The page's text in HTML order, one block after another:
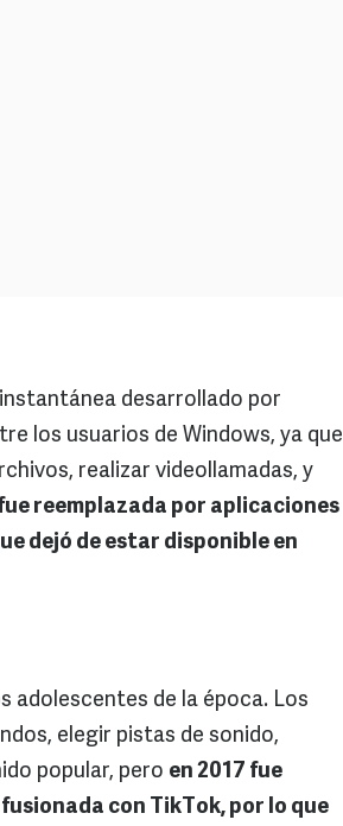
desarrollado por
los usuarios de Windows, ya que
realizar videollamadas, y
reemplazada por aplicaciones
dejó de estar disponible en
adolescentes de la época. Los
elegir pistas de sonido,
popular, pero en 2017 fue
con TikTok, por lo que